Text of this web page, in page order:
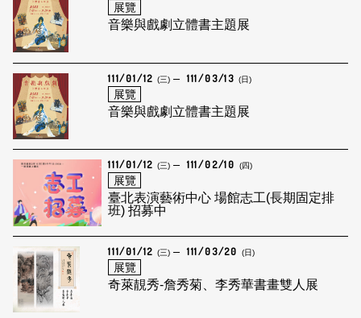
展覽
音樂與戲劇立體書主題展
111/01/12 (三) 111/03/13 (日)
展覽
音樂與戲劇立體書主題展
111/01/12 (三) 111/02/10 (四)
展覽
臺北表演藝術中心 場館志工(長期固定排
班) 招募中
111/01/12 (三) 111/03/20 (日)
展覽
奇萊靚秀-詹秀菊、李秀華書畫雙人展